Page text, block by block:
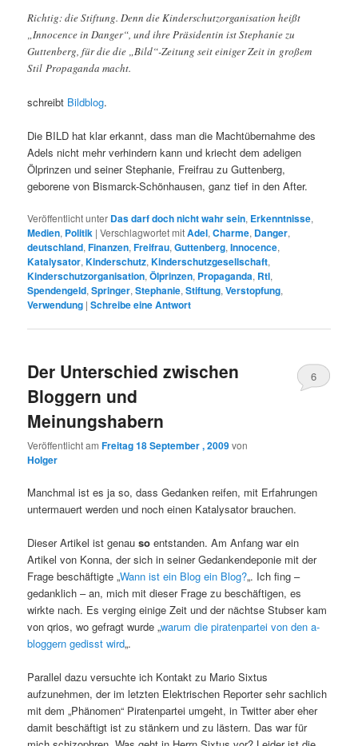
Richtig: die Stiftung. Denn die Kinderschutzorganisation heißt
„Innocence in Danger“, und ihre Präsidentin ist Stephanie zu
Guttenberg, für die die „Bild“-Zeitung seit einiger Zeit in großem
Stil Propaganda macht.
schreibt Bildblog.
Die BILD hat klar erkannt, dass man die Machtübernahme des
Adels nicht mehr verhindern kann und kriecht dem adeligen
Ölprinzen und seiner Stephanie, Freifrau zu Guttenberg,
geborene von Bismarck-Schönhausen, ganz tief in den After.
Veröffentlicht unter Das darf doch nicht wahr sein, Erkenntnisse,
Medien, Politik |Verschlagwortet mitAdel,Charme, Danger,
deutschland,Finanzen,Freifrau,Guttenberg,Innocence,
Katalysator,Kinderschutz,Kinderschutzgesellschaft,
Kinderschutzorganisation,Ölprinzen, Propaganda, Rtl,
Spendengeld,Springer,Stephanie,Stiftung,Verstopfung,
Verwendung |Schreibe eine Antwort
Der Unterschied zwischen
Bloggern und
Meinungshabern
Veröffentlicht amFreitag 18 September , 2009von
Holger
6
Manchmal ist es ja so, dass Gedanken reifen, mit Erfahrungen
untermauert werden und noch einen Katalysator brauchen.
Dieser Artikel ist genauso entstanden. Am Anfang war ein
Artikel von Konna, der sich in seiner Gedankendeponie mit der
Frage beschäftigte „Wann ist ein Blog ein Blog?„. Ich fing –
gedanklich – an, mich mit dieser Frage zu beschäftigen, es
wirkte nach. Es verging einige Zeit und der nächtse Stubser kam
von qrios, wo gefragt wurde „warum die piratenpartei von den a-
bloggern gedisst wird„.
Parallel dazu versuchte ich Kontakt zu Mario Sixtus
aufzunehmen, der im letzten Elektrischen Reporter sehr sachlich
mit dem „Phänomen“ Piratenpartei umgeht, in Twitter aber eher
damit beschäftigt ist zu stänkern und zu lästern. Das war für